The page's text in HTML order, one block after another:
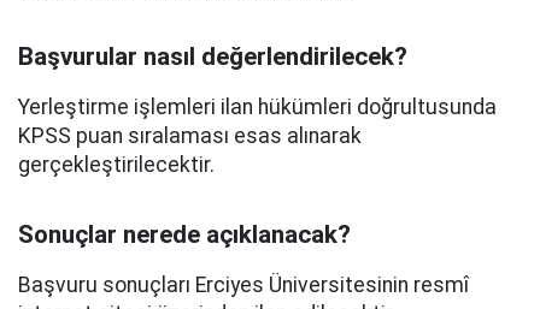
Başvurular nasıl değerlendirilecek?
Yerleştirme işlemleri ilan hükümleri doğrultusunda
KPSS puan sıralaması esas alınarak
gerçekleştirilecektir.
Sonuçlar nerede açıklanacak?
Başvuru sonuçları Erciyes Üniversitesinin resmî